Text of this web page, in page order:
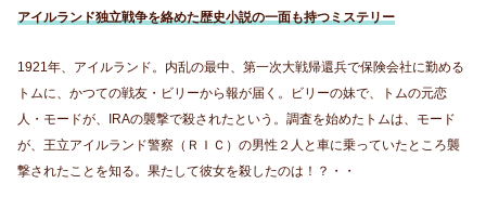
アイルランド独立戦争を絡めた歴史小説の一面も持つミステリー
1921年、アイルランド。内乱の最中、第一次大戦帰還兵で保険会社に勤める
トムに、かつての戦友・ビリーから報が届く。ビリーの妹で、トムの元恋
人・モードが、IRAの襲撃で殺されたという。調査を始めたトムは、モード
が、王立アイルランド警察（ＲＩＣ）の男性２人と車に乗っていたところ襲
撃されたことを知る。果たして彼女を殺したのは！？・・